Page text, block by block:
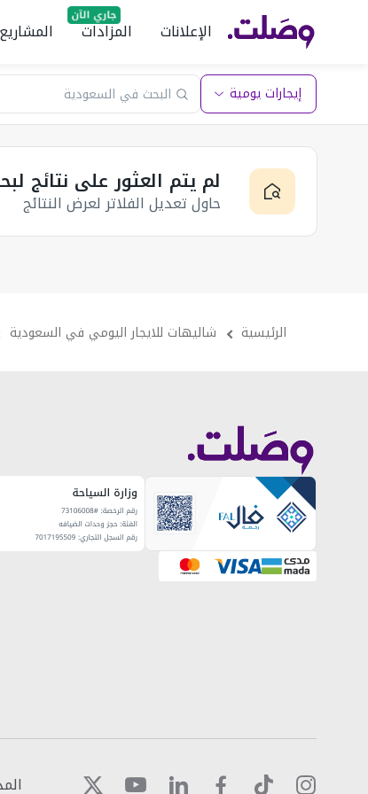
الإعلانات المزادات المشاريع
إيجارات يومية
لم يتم العثور على نتائج
حاول تعديل الفلاتر لعرض النتائج
الرئيسية شاليهات للايجار اليومي في السعودية